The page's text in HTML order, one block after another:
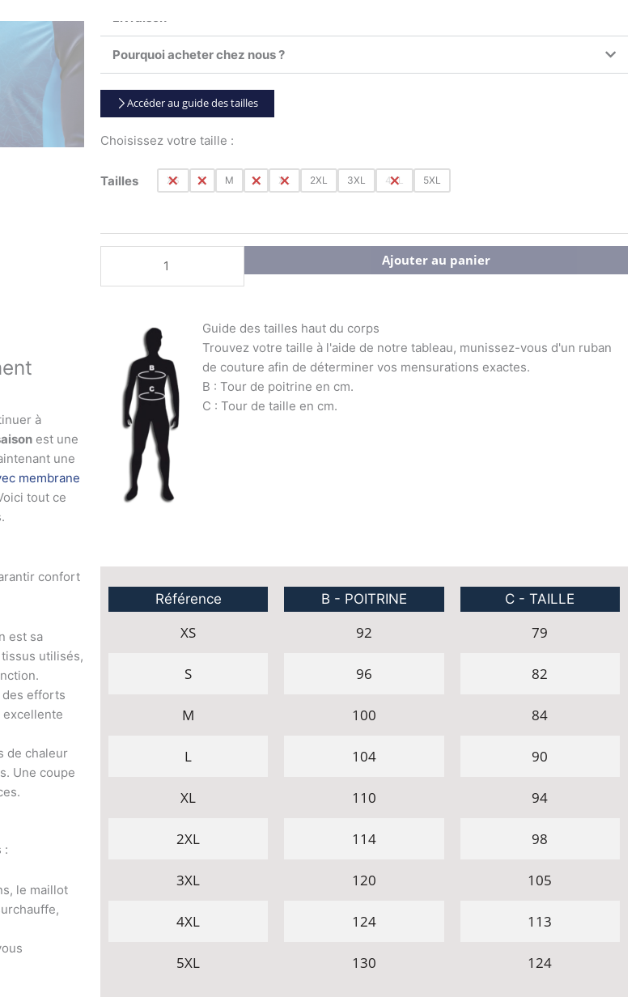
Pourquoi acheter chez nous ?
Accéder au guide des tailles
Choisissez votre taille :
Tailles XS S M L XL 2XL 3XL 4XL 5XL
quantité
cycliste
mi-
Mixte
Ajouter au panier
à
est une
une
membrane
tout ce
confort
est sa
utilisés,
des efforts
excellente
de chaleur
Une coupe
:
le maillot
Guide des tailles haut du corps
Trouvez votre taille à l'aide de notre tableau, munissez-vous d'un ruban
de couture afin de déterminer vos mensurations exactes.
B : Tour de poitrine en cm.
C : Tour de taille en cm.
Référence
XS
S
M
L
XL
2XL
3XL
4XL
5XL
B - POITRINE
92
96
100
104
110
114
120
124
130
C - TAILLE
79
82
84
90
94
98
105
113
124